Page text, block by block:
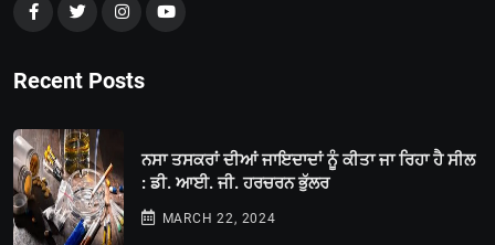
Recent Posts
ਨਸਾ ਤਸਕਰਾਂ ਦੀਆਂ ਜਾਇਦਾਦਾਂ ਨੂੰ ਕੀਤਾ ਜਾ ਰਿਹਾ ਹੈ ਸੀਲ
: ਡੀ. ਆਈ. ਜੀ. ਹਰਚਰਨ ਭੁੱਲਰ
MARCH 22, 2024